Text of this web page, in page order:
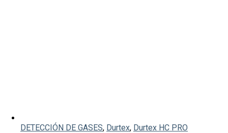
DETECCIÓN DE GASES, Durtex, Durtex HC PRO